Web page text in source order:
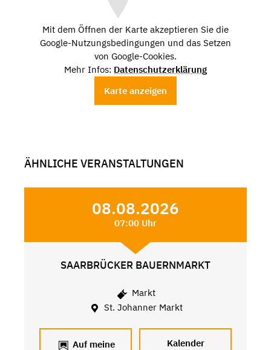
Mit dem Öffnen der Karte akzeptieren Sie die
Google-Nutzungsbedingungen und das Setzen
von Google-Cookies.
Mehr Infos: Datenschutzerklärung
Karte anzeigen
ÄHNLICHE VERANSTALTUNGEN
08.08.2026
07:00 Uhr
SAARBRÜCKER BAUERNMARKT
Markt
St. Johanner Markt
Auf meine
Kalender